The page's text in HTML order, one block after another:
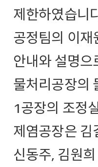
제한하였습니
공정팀의 이재
안내와 설명으
물처리공장의
1공장의 조정
제염공장은 김
신동주, 김원